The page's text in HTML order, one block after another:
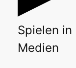
Spielen in
Medien